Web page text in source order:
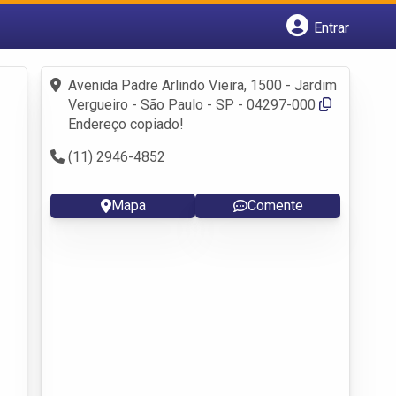
Entrar
Fazer login
Criar conta
Avenida Padre Arlindo Vieira, 1500 - Jardim
Vergueiro - São Paulo - SP - 04297-000
Endereço copiado!
(11) 2946-4852
Mapa Comente